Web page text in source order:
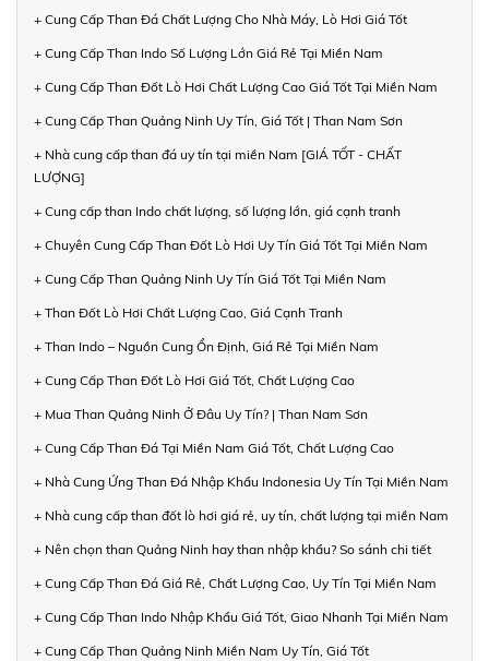
+ Cung Cấp Than Đá Chất Lượng Cho Nhà Máy, Lò Hơi Giá Tốt
+ Cung Cấp Than Indo Số Lượng Lớn Giá Rẻ Tại Miền Nam
+ Cung Cấp Than Đốt Lò Hơi Chất Lượng Cao Giá Tốt Tại Miền Nam
+ Cung Cấp Than Quảng Ninh Uy Tín, Giá Tốt | Than Nam Sơn
+ Nhà cung cấp than đá uy tín tại miền Nam [GIÁ TỐT - CHẤT
LƯỢNG]
+ Cung cấp than Indo chất lượng, số lượng lớn, giá cạnh tranh
+ Chuyên Cung Cấp Than Đốt Lò Hơi Uy Tín Giá Tốt Tại Miền Nam
+ Cung Cấp Than Quảng Ninh Uy Tín Giá Tốt Tại Miền Nam
+ Than Đốt Lò Hơi Chất Lượng Cao, Giá Cạnh Tranh
+ Than Indo – Nguồn Cung Ổn Định, Giá Rẻ Tại Miền Nam
+ Cung Cấp Than Đốt Lò Hơi Giá Tốt, Chất Lượng Cao
+ Mua Than Quảng Ninh Ở Đâu Uy Tín? | Than Nam Sơn
+ Cung Cấp Than Đá Tại Miền Nam Giá Tốt, Chất Lượng Cao
+ Nhà Cung Ứng Than Đá Nhập Khẩu Indonesia Uy Tín Tại Miền Nam
+ Nhà cung cấp than đốt lò hơi giá rẻ, uy tín, chất lượng tại miền Nam
+ Nên chọn than Quảng Ninh hay than nhập khẩu? So sánh chi tiết
+ Cung Cấp Than Đá Giá Rẻ, Chất Lượng Cao, Uy Tín Tại Miền Nam
+ Cung Cấp Than Indo Nhập Khẩu Giá Tốt, Giao Nhanh Tại Miền Nam
+ Cung Cấp Than Quảng Ninh Miền Nam Uy Tín, Giá Tốt